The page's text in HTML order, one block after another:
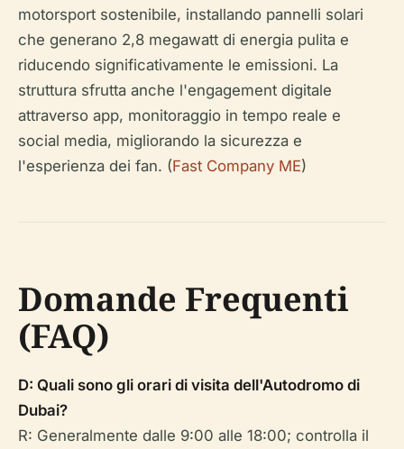
motorsport sostenibile, installando pannelli solari
che generano 2,8 megawatt di energia pulita e
riducendo significativamente le emissioni. La
struttura sfrutta anche l'engagement digitale
attraverso app, monitoraggio in tempo reale e
social media, migliorando la sicurezza e
l'esperienza dei fan. (Fast Company ME)
Domande Frequenti
(FAQ)
D: Quali sono gli orari di visita dell'Autodromo di
Dubai?
R: Generalmente dalle 9:00 alle 18:00; controlla il